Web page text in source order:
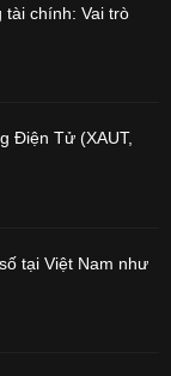
tài chính: Vai trò
Điện Tử (XAUT,
tại Việt Nam như